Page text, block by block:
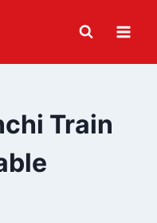
Train